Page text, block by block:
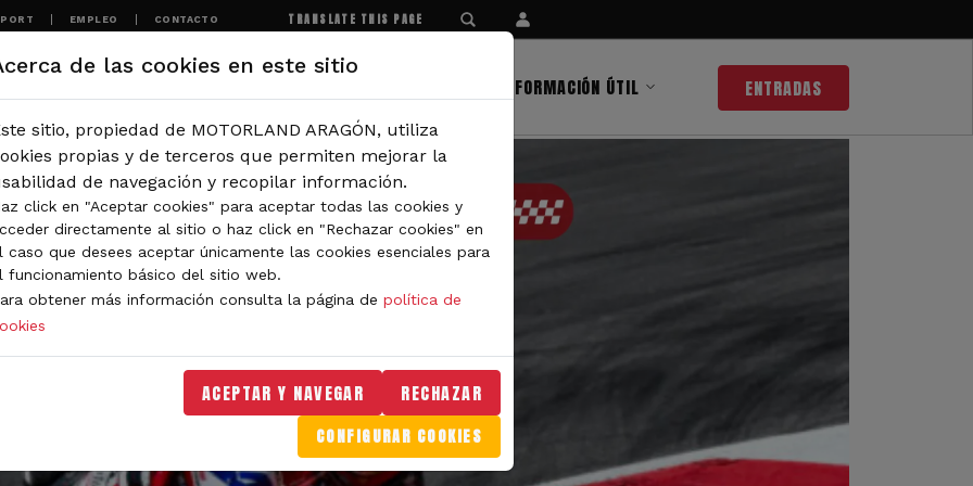
EMPLEO CONTACTO TRANSLATE THIS PAGE
INFORMACIÓN ÚTIL ENTRADAS
de las cookies en este sitio
sitio, propiedad de MOTORLAND ARAGÓN, utiliza
propias y de terceros que permiten mejorar la
de navegación y recopilar información.
click en "Aceptar cookies" para aceptar todas las cookies y
directamente al sitio o haz click en "Rechazar cookies" en
caso que desees aceptar únicamente las cookies esenciales para
funcionamiento básico del sitio web.
obtener más información consulta la página de política de
ACEPTAR Y NAVEGAR RECHAZAR
CONFIGURAR COOKIES